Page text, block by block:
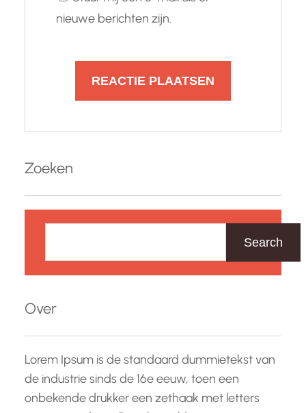
nieuwe berichten zijn.
Zoeken
k
n
Search
Over
Lorem Ipsum is de standaard dummietekst van
de industrie sinds de 16e eeuw, toen een
onbekende drukker een zethaak met letters